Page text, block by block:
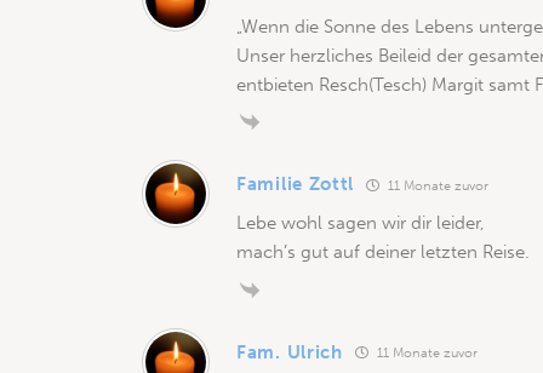
„Wenn die Sonne des Lebens
Unser herzliches Beileid der
entbieten Resch(Tesch) Margit samt
Familie Zottl 11 Monate zuvor
Lebe wohl sagen wir dir leider,
mach’s gut auf deiner letzten Reise.
Fam. Ulrich 11 Monate zuvor